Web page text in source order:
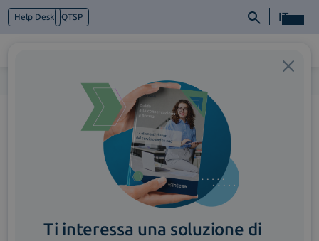
Help Desk QTSP IT
Cosa facciamo
Slider_LP_PartnershipProgram-1
Ti interessa una soluzione di